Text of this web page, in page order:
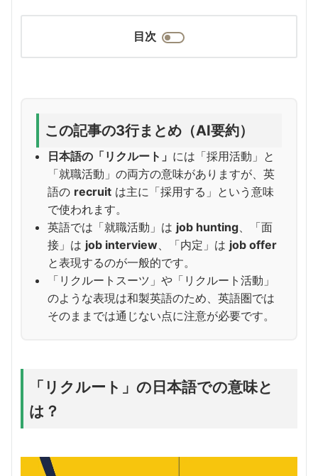
目次
この記事の3行まとめ（AI要約）
日本語の「リクルート」 には「採用活動」と
「就職活動」の両方の意味がありますが、英
語の recruit は主に「採用する」という意味
で使われます。
英語では「就職活動」は job hunting 、「面
接」は job interview 、「内定」は job offer
と表現するのが一般的です。
「リクルートスーツ」や「リクルート活動」
のような表現は和製英語のため、英語圏では
そのままでは通じない点に注意が必要です。
「リクルート」の日本語での意味と
は？